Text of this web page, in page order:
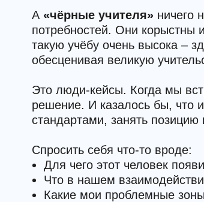
А «чёрные учителя» ничего
потребностей. Они корыстны
такую учёбу очень высока –
обесценивая великую
Это люди-кейсы. Когда мы
решение. И казалось бы, что
стандартами, занять
Спросить себя что-то вроде:
Для чего этот человек
Что в нашем
Какие мои проблемные